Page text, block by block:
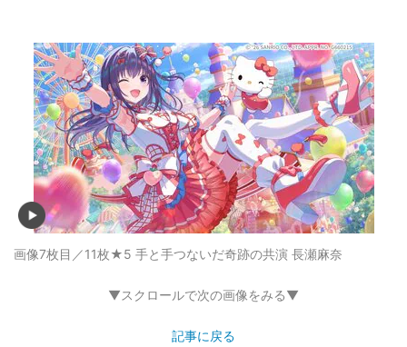
画像7枚目／11枚★5 手と手つないだ奇跡の共演 長瀬麻奈
▼スクロールで次の画像をみる▼
記事に戻る